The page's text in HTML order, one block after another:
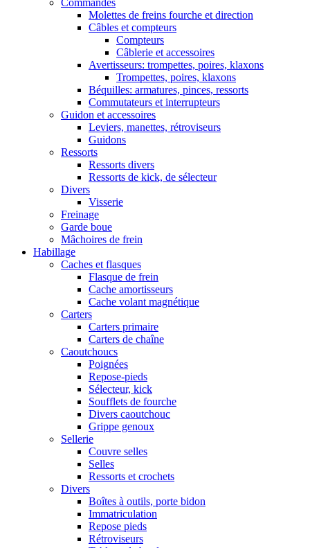
Commandes
Molettes de freins fourche et direction
Câbles et compteurs
Compteurs
Câblerie et accessoires
Avertisseurs: trompettes, poires, klaxons
Trompettes, poires, klaxons
Béquilles: armatures, pinces, ressorts
Commutateurs et interrupteurs
Guidon et accessoires
Leviers, manettes, rétroviseurs
Guidons
Ressorts
Ressorts divers
Ressorts de kick, de sélecteur
Divers
Visserie
Freinage
Garde boue
Mâchoires de frein
Habillage
Caches et flasques
Flasque de frein
Cache amortisseurs
Cache volant magnétique
Carters
Carters primaire
Carters de chaîne
Caoutchoucs
Poignées
Repose-pieds
Sélecteur, kick
Soufflets de fourche
Divers caoutchouc
Grippe genoux
Sellerie
Couvre selles
Selles
Ressorts et crochets
Divers
Boîtes à outils, porte bidon
Immatriculation
Repose pieds
Rétroviseurs